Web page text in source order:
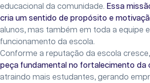
educacional da comunidade. Essa
cria um sentido de propósito e
alunos, mas também em toda a equipe
funcionamento da escola.
Conforme a reputação da escola
peça fundamental no fortalecimento da
atraindo mais estudantes, gerando